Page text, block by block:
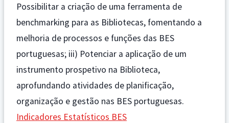
Possibilitar a criação de uma ferramenta de
benchmarking para as Bibliotecas, fomentando a
melhoria de processos e funções das BES
portuguesas; iii) Potenciar a aplicação de um
instrumento prospetivo na Biblioteca,
aprofundando atividades de planificação,
organização e gestão nas BES portuguesas.
Indicadores Estatísticos BES